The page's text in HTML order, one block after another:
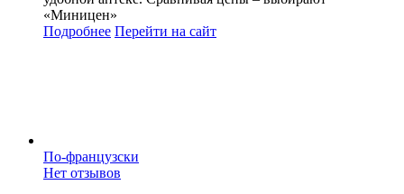
«Миницен»
Подробнее Перейти на сайт
По-французски
Нет отзывов